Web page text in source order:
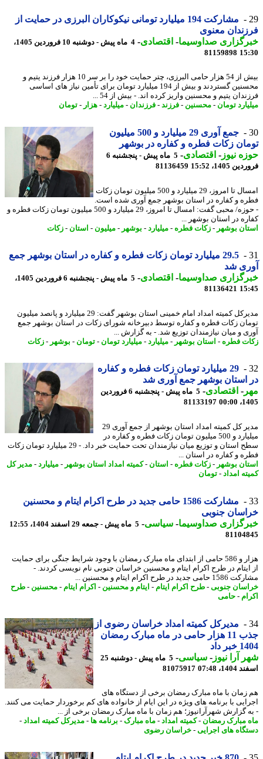
مشارکت 194 میلیارد تومانی نیکوکاران البرزی در حمایت از
معنوی
صداوسیما-اقتصادی-
4 ماه پیش - دوشنبه 10 فروردین 1405،
81159898
بیش از 54 هزار حامی البرزی، چتر حمایت خود را بر سر 10 هزار فرزند یتیم و
محسنین گستردند و بیش از 194 میلیارد تومان برای تأمین نیاز های اساسی
یتیم و محسنین واریز کرده اند. - بیش از 54 ...
تومان-محسنین-فرزند- فرزندان - میلیارد-هزار - تومان
جمع آوری 29 میلیارد و 500 میلیون
زکات فطره و کفاره در بوشهر
نیوز-اقتصادی-
5 ماه پیش - پنجشنبه 6
1405، 15:52
81136459
امسال تا امروز، 29 میلیارد و 500 میلیون تومان زکات
و کفاره در استان بوشهر جمع آوری شده است.
- حوزه/ محبی گفت: امسال تا امروز، 29 میلیارد و 500 میلیون تومان زکات فطره و
در استان بوشهر ...
بوشهر-زکات فطره-میلیارد-بوشهر-میلیون-استان-زکات
29.5 میلیارد تومان زکات فطره و کفاره در استان بوشهر جمع
شد
صداوسیما-اقتصادی-
5 ماه پیش - پنجشنبه 6 فروردین 1405،
81136421
مدیرکل کمیته امداد امام خمینی استان بوشهر گفت: 29 میلیارد و پانصد میلیون
زکات فطره و کفاره توسط دبیرخانه شورای زکات در استان بوشهر جمع
و میان نیازمندان توزیع شد. - به گزارش ...
فطره-استان بوشهر-میلیارد-میلیارد تومان-تومان-بوشهر-زکات
29 میلیارد تومان زکات فطره و کفاره
استان بوشهر جمع آوری شد
-اقتصادی-
5 ماه پیش - پنجشنبه 6 فروردین
81133197
مدیر کل کمیته امداد استان بوشهر از جمع آوری 29
میلیارد و 500 میلیون تومان زکات فطره و کفاره در
سطح استان و توزیع میان نیازمندان تحت حمایت خبر داد. - 29 میلیارد تومان زکات
و کفاره در استان ...
بوشهر-زکات فطره-استان-کمیته امداد استان بوشهر-میلیارد-مدیر کل
امداد -تومان
مشارکت 1586 حامی جدید در طرح اکرام ایتام و محسنین
جنوبی
صداوسیما-سیاسی-5 ماه پیش - جمعه 29 اسفند 1404، 12:55
هزار و 586 حامی از ابتدای ماه مبارک رمضان با وجود شرایط جنگی برای حمایت
در طرح اکرام ایتام و محسنین خراسان جنوبی نام نویسی کردند. -
در طرح اکرام ایتام و محسنین ...
جنوبی-طرح اکرام ایتام -ایتام و محسنین-اکرام ایتام -محسنین-طرح
- حامی
مدیرکل کمیته امداد خراسان رضوی از
جذب 11 هزار حامی در ماه مبارک رمضان
داد
آرا نیوز-سیاسی-
5 ماه پیش - دوشنبه 25
07:48
81075917
با ماه مبارک رمضان برخی از دستگاه های
با برنامه های ویژه در این ایام از خانواده های کم برخوردار حمایت می کنند.
گزارش شهرآرانیوز؛ هم زمان با ماه مبارک رمضان برخی از ...
مبارک رمضان-کمیته امداد -ماه مبارک- برنامه ها- مدیرکل کمیته امداد -
های اجرایی- خراسان رضوی